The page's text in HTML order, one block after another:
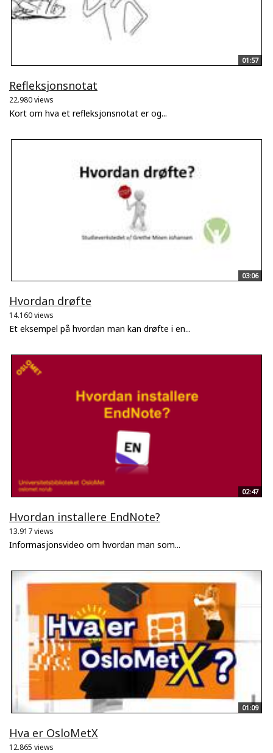
01:57
Refleksjonsnotat
22.980 views
Kort om hva et refleksjonsnotat er og...
03:06
Hvordan drøfte
14.160 views
Et eksempel på hvordan man kan drøfte i en...
02:47
Hvordan installere EndNote?
13.917 views
Informasjonsvideo om hvordan man som...
01:09
Hva er OsloMetX
12.865 views